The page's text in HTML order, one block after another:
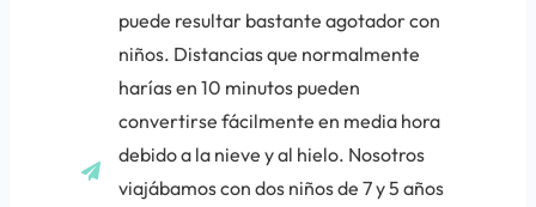
puede resultar bastante agotador con
niños. Distancias que normalmente
harías en 10 minutos pueden
convertirse fácilmente en media hora
debido a la nieve y al hielo. Nosotros
viajábamos con dos niños de 7 y 5 años